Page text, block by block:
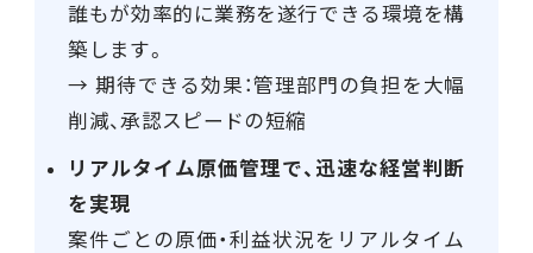
誰もが効率的に業務を遂行できる環境を構
築します。
→ 期待できる効果：管理部門の負担を大幅
削減、承認スピードの短縮
リアルタイム原価管理で、迅速な経営判断
を実現
案件ごとの原価・利益状況をリアルタイム